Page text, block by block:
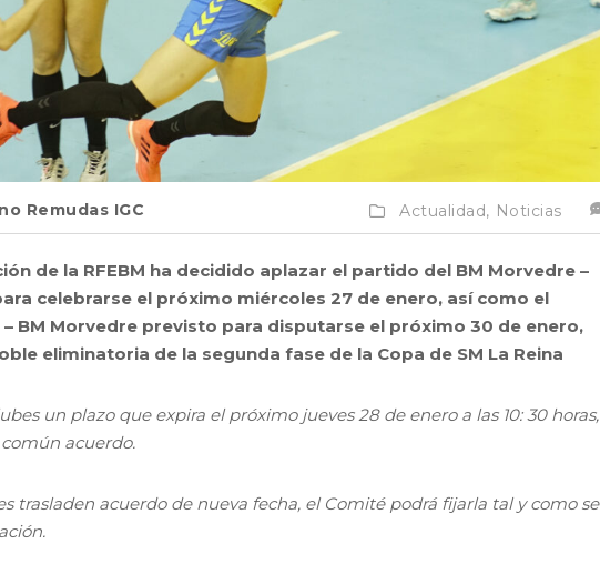
Remudas IGC Actualidad, Noticias
de la RFEBM ha decidido aplazar el partido del BM Morvedre –
celebrarse el próximo miércoles 27 de enero, así como el
– BM Morvedre previsto para disputarse el próximo 30 de enero,
eliminatoria de la segunda fase de la Copa de SM La Reina
un plazo que expira el próximo jueves 28 de enero a las 10: 30 horas,
acuerdo.
trasladen acuerdo de nueva fecha, el Comité podrá fijarla tal y como se